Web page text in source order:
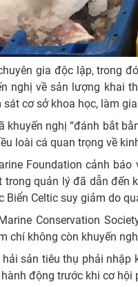
gia độc lập, trong
nghị về sản lượng khai
cơ sở khoa học, làm
khuyến nghị “đánh bắt
loài cá quan trọng về
Foundation cảnh
trong quản lý đã dẫn đến
Biển Celtic suy giảm do
Conservation
chí không còn khuyến
sản tiêu thụ phải nhập
động trước khi cơ hội